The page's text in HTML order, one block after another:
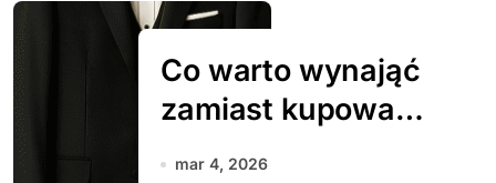
Co warto wynająć
zamiast kupować
na wesele
mar 4, 2026